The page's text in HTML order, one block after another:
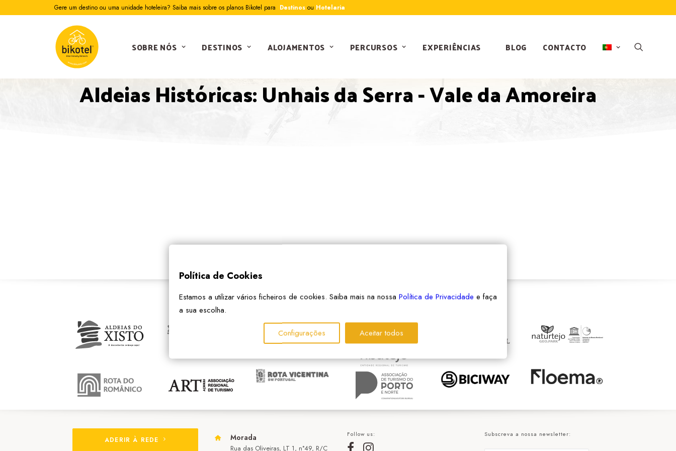
Gere um destino ou uma unidade hoteleira? Saiba mais sobre os planos Bikotel para Destinos ou Hotelaria
SOBRE NÓS DESTINOS ALOJAMENTOS PERCURSOS EXPERIÊNCIAS BLOG CONTACTO
Aldeias Históricas: Unhais da Serra - Vale da Amoreira
ADERIR À REDE Morada
Rua das Oliveiras, LT 1, n°49, R/C
Follow us: Subscreva a nossa newsletter:
Política de Cookies
Estamos a utilizar vários ficheiros de cookies. Saiba mais na nossa Política de Privacidade e faça
a sua escolha.
Configurações Aceitar todos